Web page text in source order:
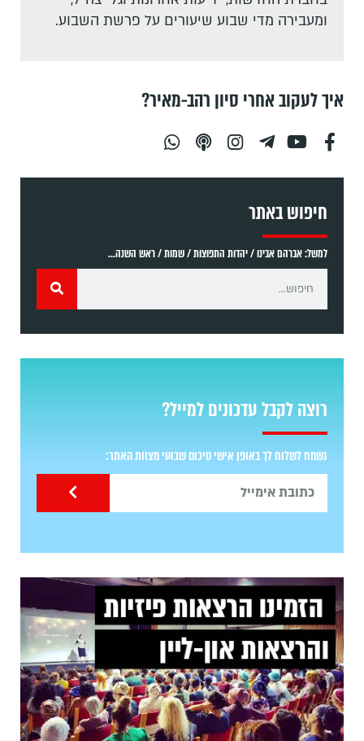
ומעבירה מדי שבוע שיעורים על פרשת השבוע.
איך לעקוב אחרי סיון רהב-מאיר?
חיפוש באתר
למשל: אברהם אבינו / יהדות התפוצות / שמות / ראש השנה...
רוצה לקבל עדכונים למייל?
נשמח לשלוח לך באופן אישי סיכום שבועי מצוות האתר: